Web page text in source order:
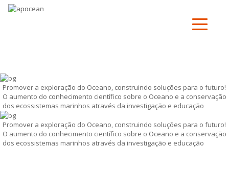
Promover a exploração do Oceano, construindo soluções para o futuro!
O aumento do conhecimento científico sobre o Oceano e a conservação
dos ecossistemas marinhos através da investigação e educação
Promover a exploração do Oceano, construindo soluções para o futuro!
O aumento do conhecimento científico sobre o Oceano e a conservação
dos ecossistemas marinhos através da investigação e educação